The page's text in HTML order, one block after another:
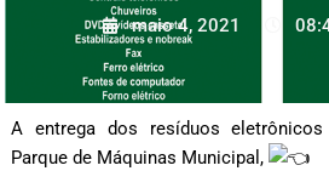
maio 4, 2021
A entrega dos resíduos
Parque de Máquinas Municipal,